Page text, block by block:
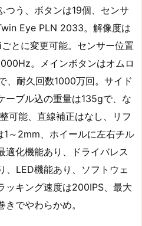
つう、ボタンは19個、センサ
Eye PLN 2033。解像度は
とに変更可能。センサー位置
。メインボタンはオムロ
、耐久回数1000万回。サイド
ーブル込の重量は135gで、な
可能、直線補正はなし、リフ
1～2mm、ホイールに左右チル
適化機能あり、ドライバレス
、LED機能あり、ソフトウェ
ッキング速度は200IPS、最大
でやわらかめ。